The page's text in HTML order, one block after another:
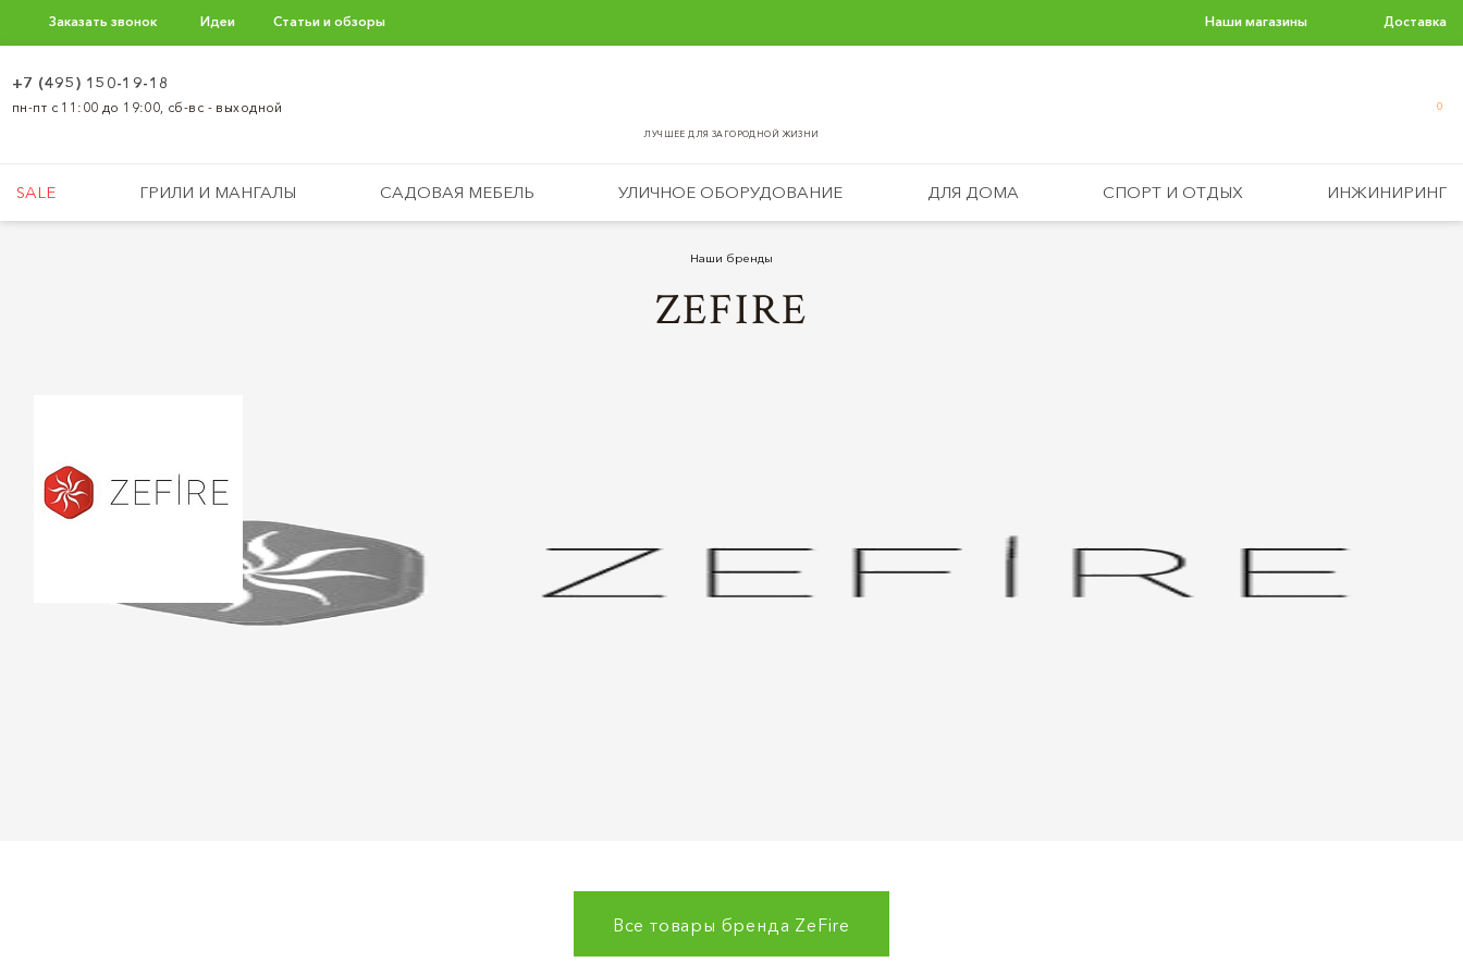
Заказать звонок Идеи Статьи и обзоры Наши магазины Доставка
ЛУЧШЕЕ ДЛЯ ЗАГОРОДНОЙ ЖИЗНИ
+7 (495) 150-19-18
пн-пт с 11:00 до 19:00, сб-вс - выходной 0
SALE ГРИЛИ И МАНГАЛЫ САДОВАЯ МЕБЕЛЬ УЛИЧНОЕ ОБОРУДОВАНИЕ ДЛЯ ДОМА СПОРТ И ОТДЫХ ИНЖИНИРИНГ
Наши бренды
ZEFIRE
Все товары бренда ZeFire